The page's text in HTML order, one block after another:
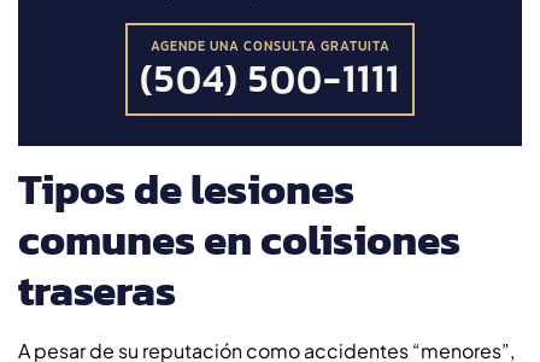
AGENDE UNA CONSULTA GRATUITA
(504) 500-1111
Tipos de lesiones
comunes en colisiones
traseras
A pesar de su reputación como accidentes “menores”,